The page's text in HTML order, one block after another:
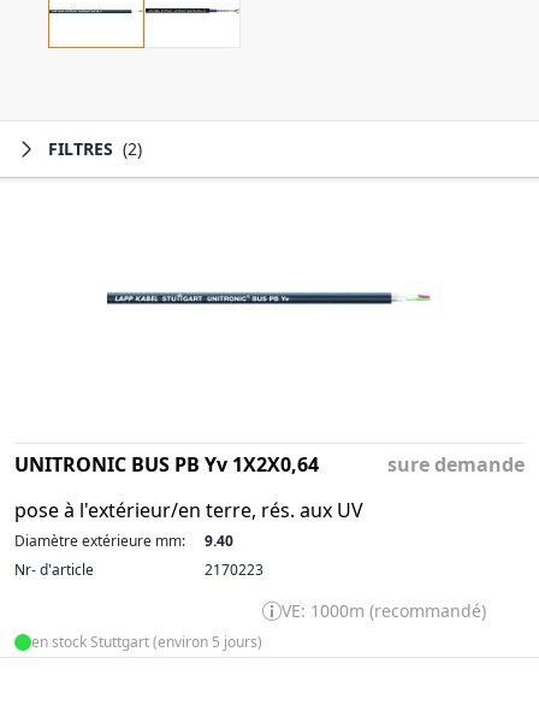
FILTRES (2)
UNITRONIC BUS PB Yv 1X2X0,64
pose à l'extérieur/en terre, rés. aux UV
sure demande
Diamètre extérieure mm:
9.40
Nr- d'article
2170223
VE: 1000m (recommandé)
en stock Stuttgart (environ 5 jours)